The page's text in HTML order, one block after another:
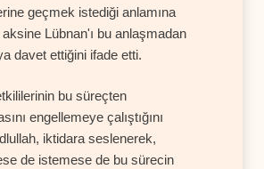
geçmek istediği anlamına
Lübnan'ı bu anlaşmadan
davet ettiğini ifade etti.
bu süreçten
engellemeye çalıştığını
iktidara seslenerek,
de istemese de bu sürecin